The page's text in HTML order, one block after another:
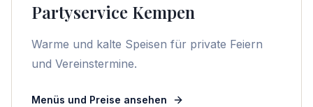
Partyservice Kempen
Warme und kalte Speisen für private Feiern
und Vereinstermine.
Menüs und Preise ansehen